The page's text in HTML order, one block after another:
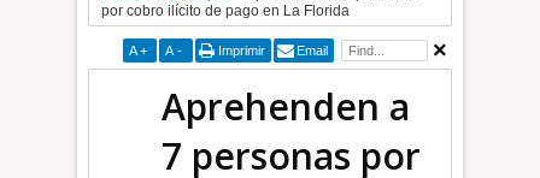
por cobro ilícito de pago en La Florida
A + A - Imprimir Email
Aprehenden a
7 personas por